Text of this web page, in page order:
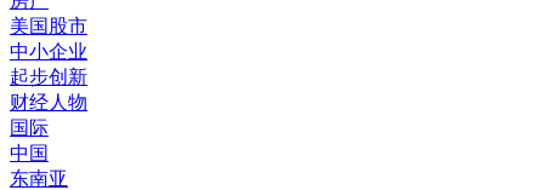
美国股市
中小企业
起步创新
财经人物
国际
中国
东南亚